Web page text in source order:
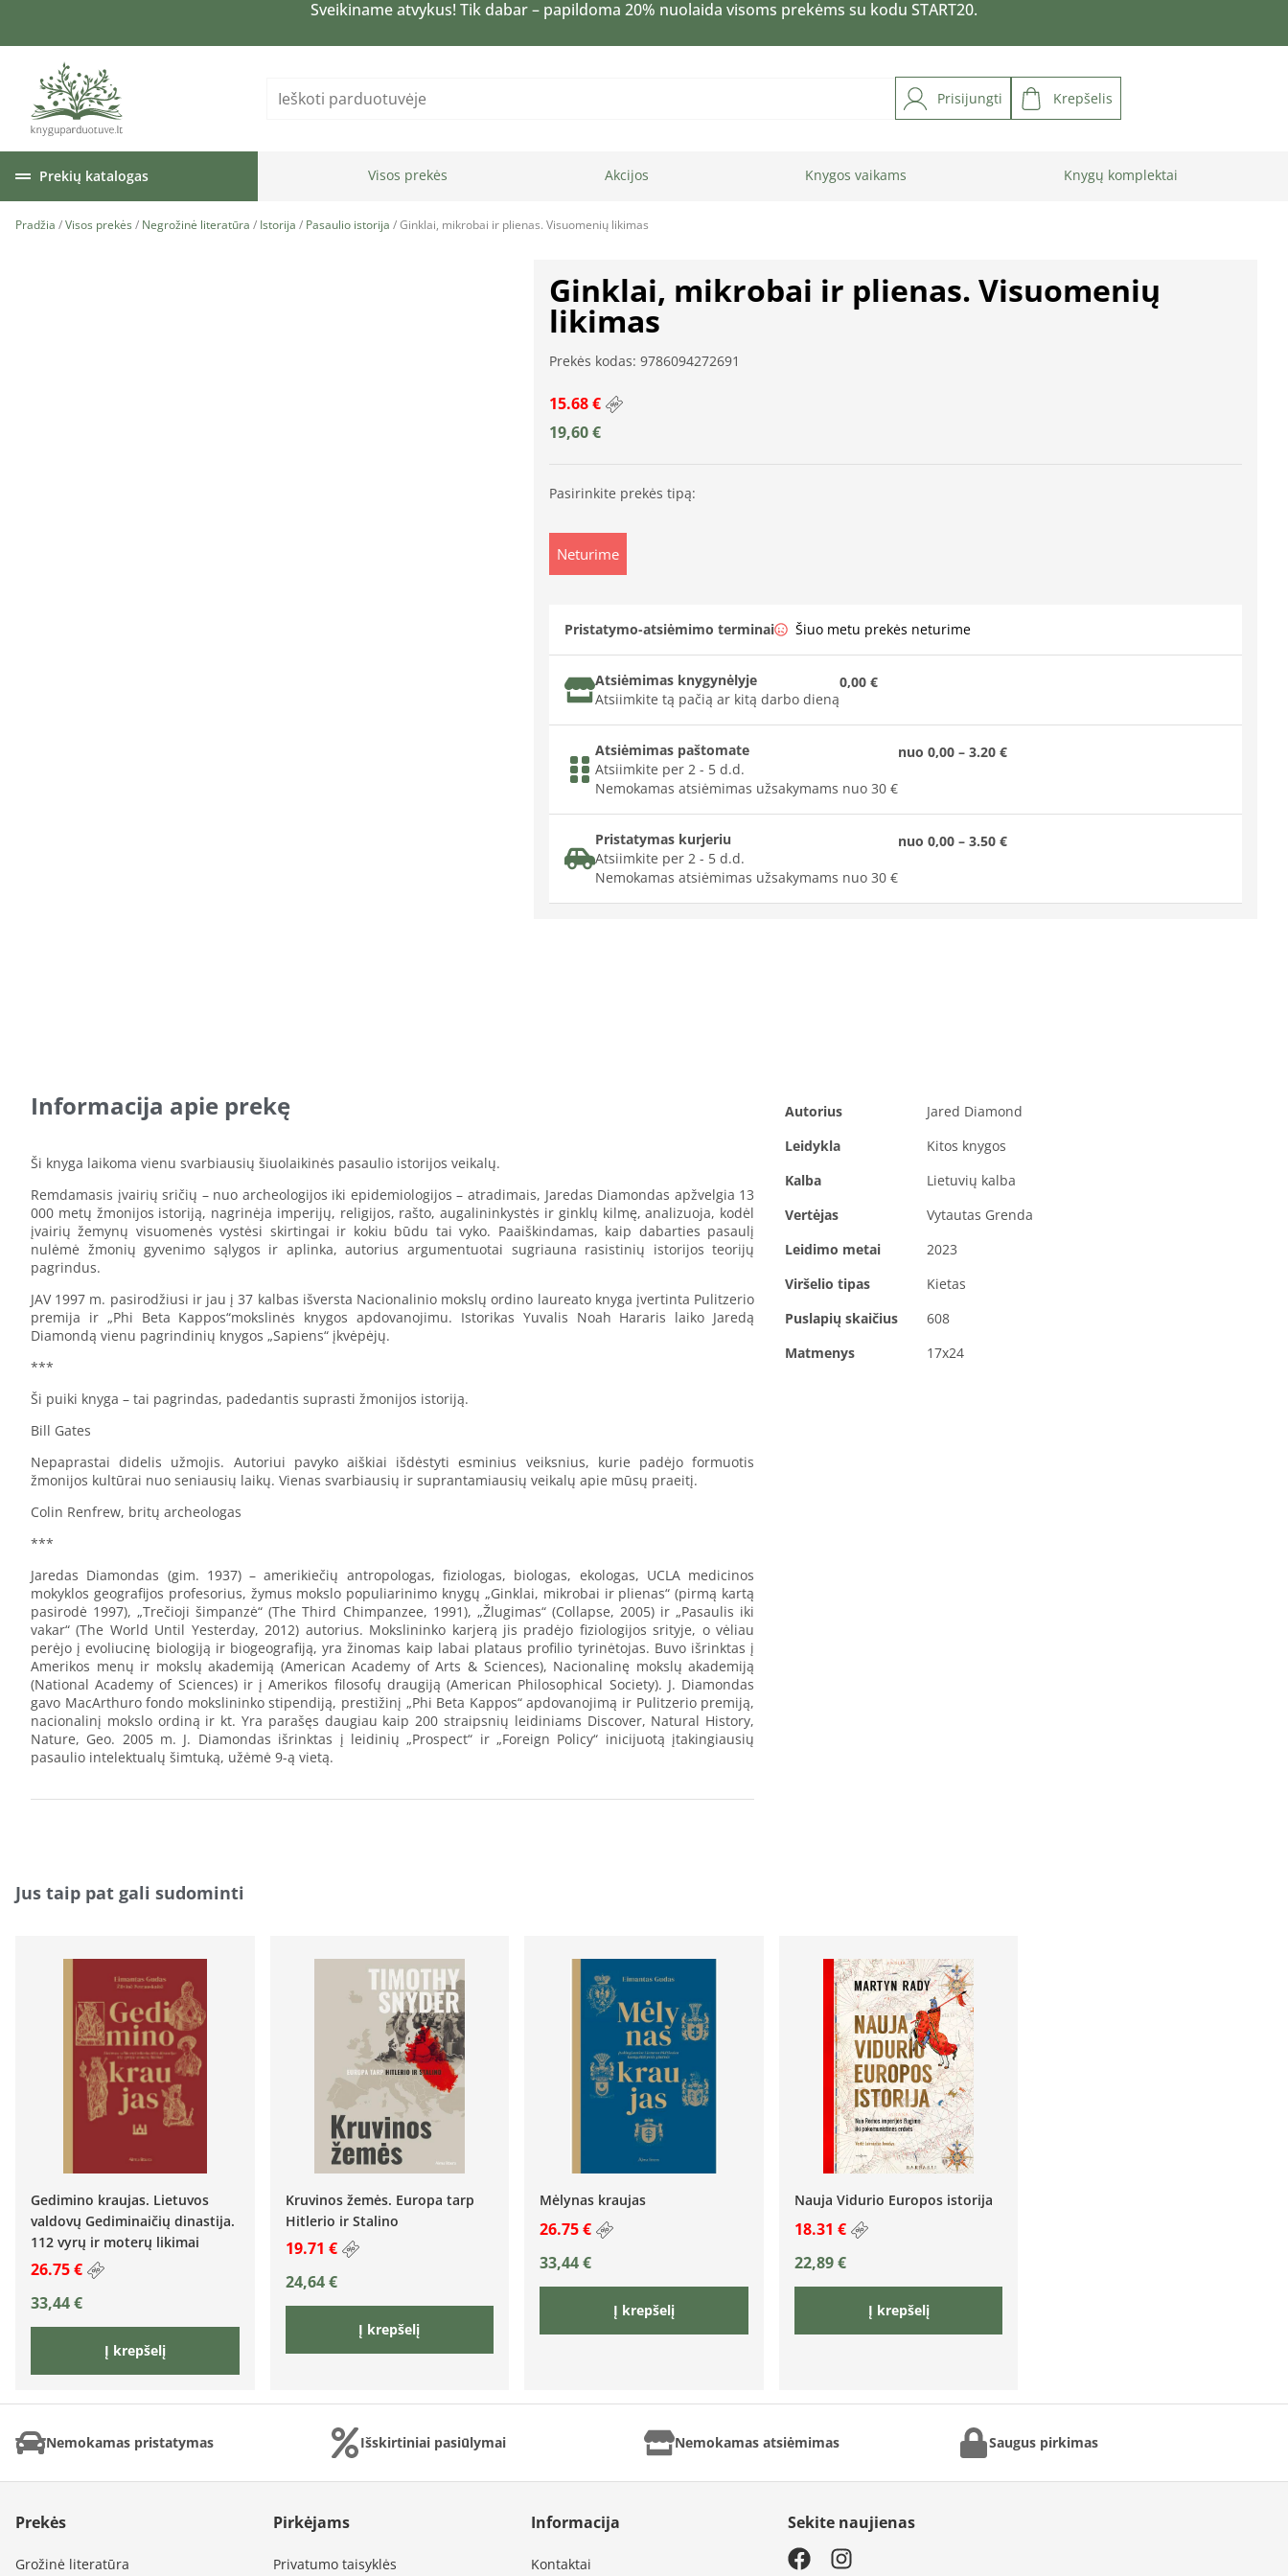
Sveikiname atvykus! Tik dabar – papildoma 20% nuolaida visoms prekėms su kodu START20.
Prisijungti Krepšelis
Prekių katalogas Visos prekės Akcijos Knygos vaikams Knygų komplektai
Pradžia /Visos prekės / Negrožinė literatūra / Istorija / Pasaulio istorija / Ginklai, mikrobai ir plienas. Visuomenių likimas
Ginklai, mikrobai ir plienas. Visuomenių
likimas
Prekės kodas: 9786094272691
15.68 €
19,60€
Pasirinkite prekės tipą:
Neturime
Pristatymo-atsiėmimo terminai Šiuo metu prekės neturime
Atsiėmimas knygynėlyje
Atsiimkite tą pačią ar kitą darbo dieną
0,00 €
Atsiėmimas paštomate
Atsiimkite per 2 - 5 d.d.
Nemokamas atsiėmimas užsakymams nuo 30 €
nuo 0,00 – 3.20 €
Pristatymas kurjeriu
Atsiimkite per 2 - 5 d.d.
Nemokamas atsiėmimas užsakymams nuo 30 €
nuo 0,00 – 3.50 €
Informacija apie prekę
Ši knyga laikoma vienu svarbiausių šiuolaikinės pasaulio istorijos veikalų.
Remdamasis įvairių sričių – nuo archeologijos iki epidemiologijos – atradimais, Jaredas Diamondas apžvelgia 13
000 metų žmonijos istoriją, nagrinėja imperijų, religijos, rašto, augalininkystės ir ginklų kilmę, analizuoja, kodėl
įvairių žemynų visuomenės vystėsi skirtingai ir kokiu būdu tai vyko. Paaiškindamas, kaip dabarties pasaulį
nulėmė žmonių gyvenimo sąlygos ir aplinka, autorius argumentuotai sugriauna rasistinių istorijos teorijų
pagrindus.
JAV 1997 m. pasirodžiusi ir jau į 37 kalbas išversta Nacionalinio mokslų ordino laureato knyga įvertinta Pulitzerio
premija ir „Phi Beta Kappos“mokslinės knygos apdovanojimu. Istorikas Yuvalis Noah Hararis laiko Jaredą
Diamondą vienu pagrindinių knygos „Sapiens“ įkvėpėjų.
***
Ši puiki knyga – tai pagrindas, padedantis suprasti žmonijos istoriją.
Bill Gates
Nepaprastai didelis užmojis. Autoriui pavyko aiškiai išdėstyti esminius veiksnius, kurie padėjo formuotis
žmonijos kultūrai nuo seniausių laikų. Vienas svarbiausių ir suprantamiausių veikalų apie mūsų praeitį.
Colin Renfrew, britų archeologas
***
Jaredas Diamondas (gim. 1937) – amerikiečių antropologas, fiziologas, biologas, ekologas, UCLA medicinos
mokyklos geografijos profesorius, žymus mokslo populiarinimo knygų „Ginklai, mikrobai ir plienas“ (pirmą kartą
pasirodė 1997), „Trečioji šimpanzė“ (The Third Chimpanzee, 1991), „Žlugimas“ (Collapse, 2005) ir „Pasaulis iki
vakar“ (The World Until Yesterday, 2012) autorius. Mokslininko karjerą jis pradėjo fiziologijos srityje, o vėliau
perėjo į evoliucinę biologiją ir biogeografiją, yra žinomas kaip labai plataus profilio tyrinėtojas. Buvo išrinktas į
Amerikos menų ir mokslų akademiją (American Academy of Arts & Sciences), Nacionalinę mokslų akademiją
(National Academy of Sciences) ir į Amerikos filosofų draugiją (American Philosophical Society). J. Diamondas
gavo MacArthuro fondo mokslininko stipendiją, prestižinį „Phi Beta Kappos“ apdovanojimą ir Pulitzerio premiją,
nacionalinį mokslo ordiną ir kt. Yra parašęs daugiau kaip 200 straipsnių leidiniams Discover, Natural History,
Nature, Geo. 2005 m. J. Diamondas išrinktas į leidinių „Prospect“ ir „Foreign Policy“ inicijuotą įtakingiausių
pasaulio intelektualų šimtuką, užėmė 9-ą vietą.
Autorius
Jared Diamond
Leidykla
Kitos knygos
Kalba
Lietuvių kalba
Vertėjas
Vytautas Grenda
Leidimo metai
2023
Viršelio tipas
Kietas
Puslapių skaičius
608
Matmenys
17x24
Jus taip pat gali sudominti
Gedimino kraujas. Lietuvos
valdovų Gediminaičių dinastija.
112 vyrų ir moterų likimai
26.75 €
33,44€
Į krepšelį
Kruvinos žemės. Europa tarp
Hitlerio ir Stalino
19.71 €
24,64€
Į krepšelį
Mėlynas kraujas
26.75 €
33,44€
Į krepšelį
Nauja Vidurio Europos istorija
18.31 €
22,89€
Į krepšelį
Nemokamas pristatymas Išskirtiniai pasiūlymai Nemokamas atsiėmimas Saugus pirkimas
Prekės
Grožinė literatūra
Pirkėjams
Privatumo taisyklės
Informacija
Kontaktai
Sekite naujienas